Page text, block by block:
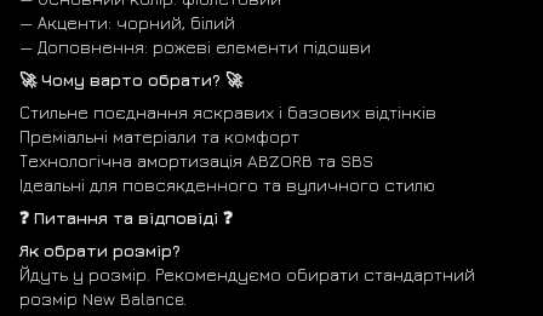
— Акценти: чорний, білий
— Доповнення: рожеві елементи підошви
🚀 Чому варто обрати? 🚀
Стильне поєднання яскравих і базових відтінків
Преміальні матеріали та комфорт
Технологічна амортизація ABZORB та SBS
Ідеальні для повсякденного та вуличного стилю
❓ Питання та відповіді ❓
Як обрати розмір?
Йдуть у розмір. Рекомендуємо обирати стандартний
розмір New Balance.